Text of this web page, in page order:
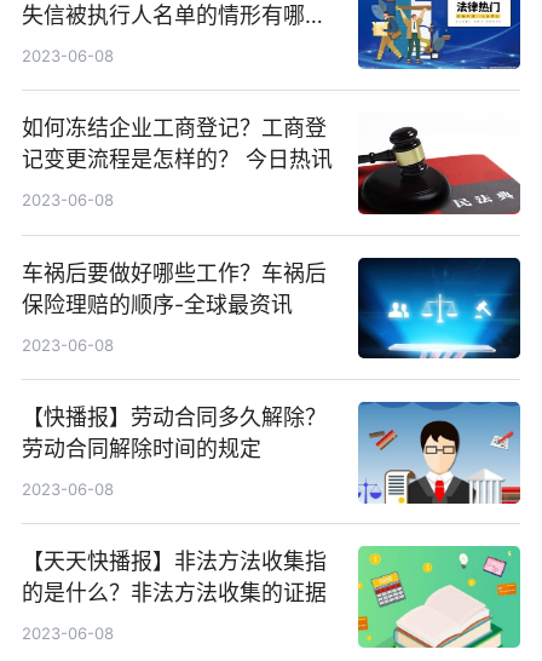
失信被执行人名单的情形有哪
些？ 聚焦
2023-06-08
如何冻结企业工商登记？工商登
记变更流程是怎样的？ 今日热讯
2023-06-08
车祸后要做好哪些工作？车祸后
保险理赔的顺序-全球最资讯
2023-06-08
【快播报】劳动合同多久解除？
劳动合同解除时间的规定
2023-06-08
【天天快播报】非法方法收集指
的是什么？非法方法收集的证据
2023-06-08